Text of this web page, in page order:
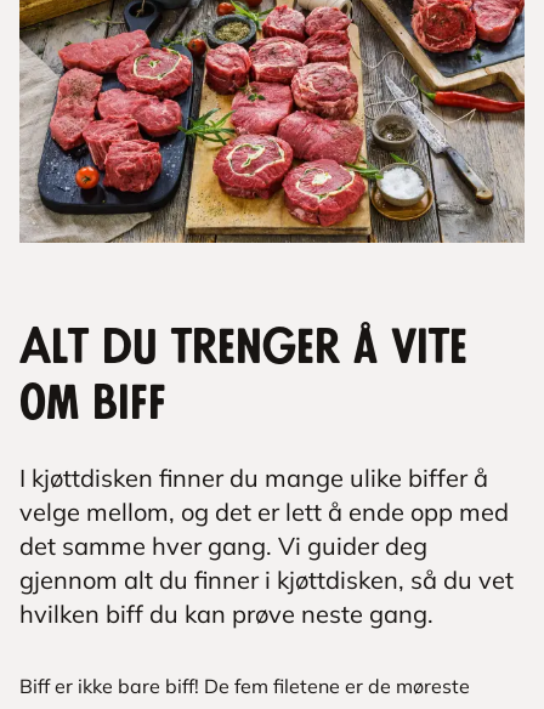
Alt du trenger å vite
om biff
I kjøttdisken finner du mange ulike biffer å
velge mellom, og det er lett å ende opp med
det samme hver gang. Vi guider deg
gjennom alt du finner i kjøttdisken, så du vet
hvilken biff du kan prøve neste gang.
Biff er ikke bare biff! De fem filetene er de møreste